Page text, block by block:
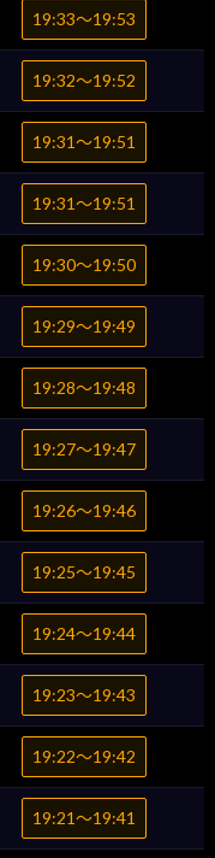
19:33〜19:53
19:32〜19:52
19:31〜19:51
19:31〜19:51
19:30〜19:50
19:29〜19:49
19:28〜19:48
19:27〜19:47
19:26〜19:46
19:25〜19:45
19:24〜19:44
19:23〜19:43
19:22〜19:42
19:21〜19:41